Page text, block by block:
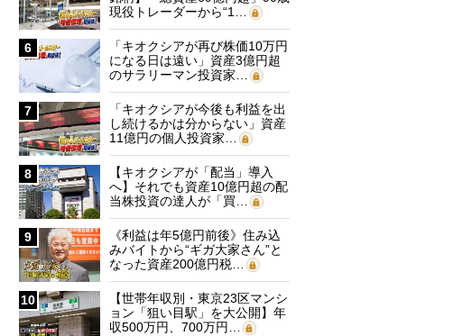
現役トレーダーから“1…
6
「キオクシアが再び株価10万円
になる日は遠い」資産3億円超
のサラリーマン投資家…
7
「キオクシアが今後も利益を出
し続けるかは分からない」資産
11億円の個人投資家…
8
【キオクシアが「配当」導入
へ】それでも資産10億円超の配
当株投資の達人が「買…
9
《利益は年5億円前後》住み込
みバイトから“ギガ大家さん”と
なった資産200億円税…
10
【世帯年収別・東京23区マンシ
ョン「狙い目駅」を大公開】年
収500万円、700万円…